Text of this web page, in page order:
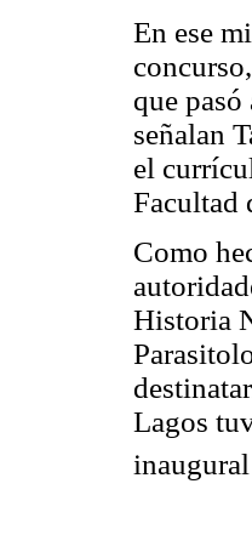
En ese
que
señalan
el
Facultad
Como
Historia
Lagos